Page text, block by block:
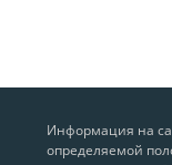
Информация на
определяемой